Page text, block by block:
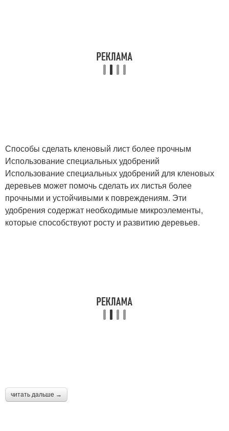
Способы сделать кленовый лист более прочным
Использование специальных удобрений
Использование специальных удобрений для кленовых
деревьев может помочь сделать их листья более
прочными и устойчивыми к повреждениям. Эти
удобрения содержат необходимые микроэлементы,
которые способствуют росту и развитию деревьев.
читать дальше →